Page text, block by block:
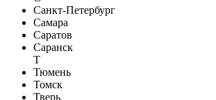
Санкт-Петербург
Самара
Саратов
Саранск
Т
Тюмень
Томск
Тверь